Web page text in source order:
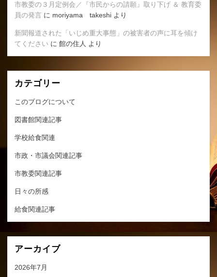
市教委の３月定例会／『市民からの請願』取り下げ ＆ 教育委
員の発言 に moriyama takeshi より
新聞報道された「いじめ重大事態」の被害者の声に耳を傾け
てください に 館の住人 より
カテゴリー
このブログについて
図書館関連記事
学校給食関連
市政・市議会関連記事
市教委関連記事
日々の所感
給食関連記事
アーカイブ
2026年7月